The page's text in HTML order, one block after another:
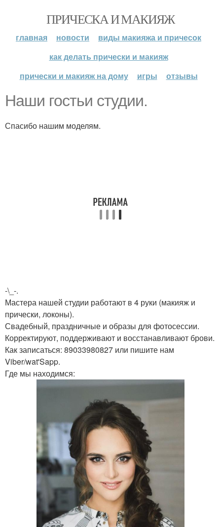
ПРИЧЕСКА И МАКИЯЖ
главная новости
виды макияжа и причесок
как делать прически и макияж
прически и макияж на дому
игры отзывы
Наши гостьи студии.
Спасибо нашим моделям.
-\_-.
Мастера нашей студии работают в 4 руки (макияж и
прически, локоны).
Свадебный, праздничные и образы для фотосессии.
Корректируют, поддерживают и восстанавливают брови.
Как записаться: 89033980827 или пишите нам
Viber/wat'Sapp.
Где мы находимся: